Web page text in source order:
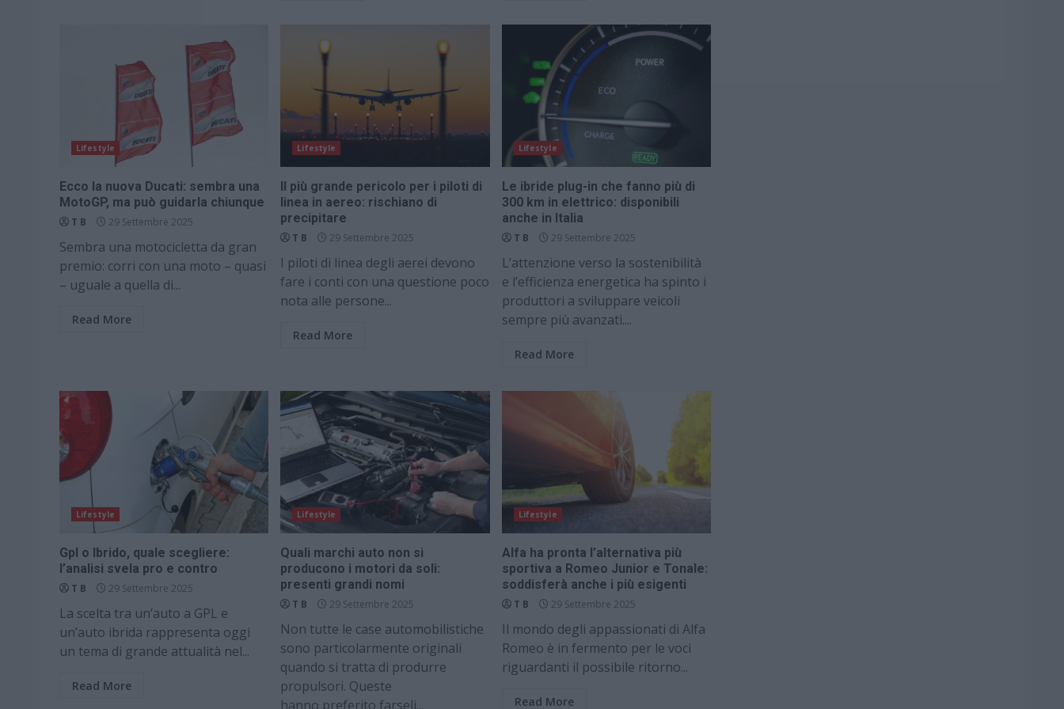
Lifestyle
Ecco la nuova Ducati: sembra una
MotoGP, ma può guidarla chiunque
T B 29 Settembre 2025
Sembra una motocicletta da gran
premio: corri con una moto – quasi
– uguale a quella di...
Read More
Lifestyle
Il più grande pericolo per i piloti di
linea in aereo: rischiano di
precipitare
T B 29 Settembre 2025
I piloti di linea degli aerei devono
fare i conti con una questione poco
nota alle persone...
Read More
Lifestyle
Le ibride plug-in che fanno più di
300 km in elettrico: disponibili
anche in Italia
T B 29 Settembre 2025
L’attenzione verso la sostenibilità
e l’efficienza energetica ha spinto i
produttori a sviluppare veicoli
sempre più avanzati....
Read More
Lifestyle
Gpl o Ibrido, quale scegliere:
l’analisi svela pro e contro
T B 29 Settembre 2025
La scelta tra un’auto a GPL e
un’auto ibrida rappresenta oggi
un tema di grande attualità nel...
Read More
Lifestyle
Quali marchi auto non si
producono i motori da soli:
presenti grandi nomi
T B 29 Settembre 2025
Non tutte le case automobilistiche
sono particolarmente originali
quando si tratta di produrre
propulsori. Queste
hanno preferito farseli...
Lifestyle
Alfa ha pronta l’alternativa più
sportiva a Romeo Junior e Tonale:
soddisferà anche i più esigenti
T B 29 Settembre 2025
Il mondo degli appassionati di Alfa
Romeo è in fermento per le voci
riguardanti il possibile ritorno...
Read More